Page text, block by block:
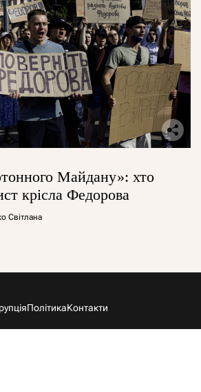
Майдану»: хто
крісла Федорова
Світлана
ПолітикаКонтакти